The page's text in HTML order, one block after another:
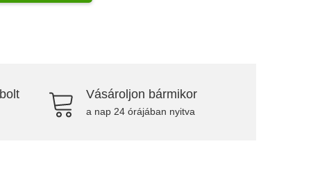
Vásároljon bármikor
a nap 24 órájában nyitva